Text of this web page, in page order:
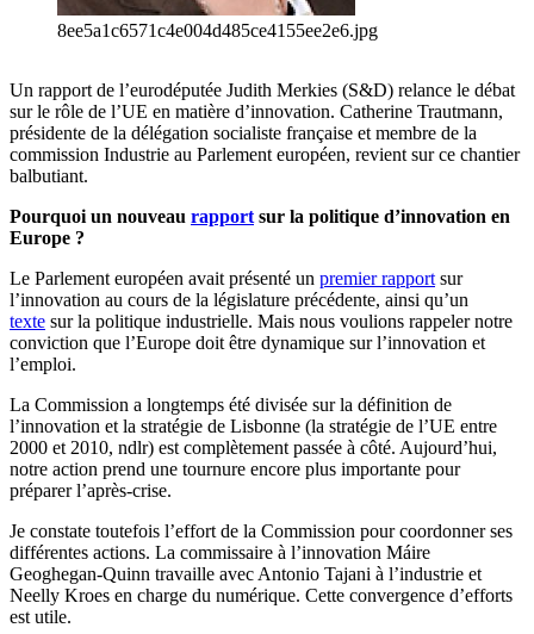
8ee5a1c6571c4e004d485ce4155ee2e6.jpg
Un rapport de l’eurodéputée Judith Merkies (S&D) relance le débat
sur le rôle de l’UE en matière d’innovation. Catherine Trautmann,
présidente de la délégation socialiste française et membre de la
commission Industrie au Parlement européen, revient sur ce chantier
balbutiant.
Pourquoi un nouveau rapport sur la politique d’innovation en
Europe ?
Le Parlement européen avait présenté un premier rapport sur
l’innovation au cours de la législature précédente, ainsi qu’un
texte sur la politique industrielle. Mais nous voulions rappeler notre
conviction que l’Europe doit être dynamique sur l’innovation et
l’emploi.
La Commission a longtemps été divisée sur la définition de
l’innovation et la stratégie de Lisbonne (la stratégie de l’UE entre
2000 et 2010, ndlr) est complètement passée à côté. Aujourd’hui,
notre action prend une tournure encore plus importante pour
préparer l’après-crise.
Je constate toutefois l’effort de la Commission pour coordonner ses
différentes actions. La commissaire à l’innovation Máire
Geoghegan-Quinn travaille avec Antonio Tajani à l’industrie et
Neelly Kroes en charge du numérique. Cette convergence d’efforts
est utile.